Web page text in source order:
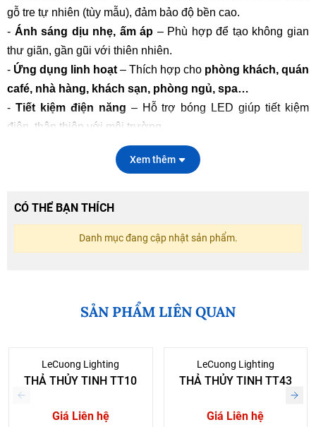
gỗ tre tự nhiên (tùy mẫu), đảm bảo độ bền cao.
- Ánh sáng dịu nhẹ, ấm áp – Phù hợp để tạo không gian
thư giãn, gần gũi với thiên nhiên.
- Ứng dụng linh hoạt – Thích hợp cho phòng khách, quán
café, nhà hàng, khách sạn, phòng ngủ, spa…
- Tiết kiệm điện năng – Hỗ trợ bóng LED giúp tiết kiệm
điện, thân thiện với môi trường.
220V
Màu ánh sáng Trắng/Vàng/Trung tính
Xem thêm
CÓ THỂ BẠN THÍCH
Danh mục đang cập nhật sản phẩm.
SẢN PHẨM LIÊN QUAN
LeCuong Lighting
THẢ THỦY TINH TT10
Giá Liên hệ
LeCuong Lighting
THẢ THỦY TINH TT43
Giá Liên hệ